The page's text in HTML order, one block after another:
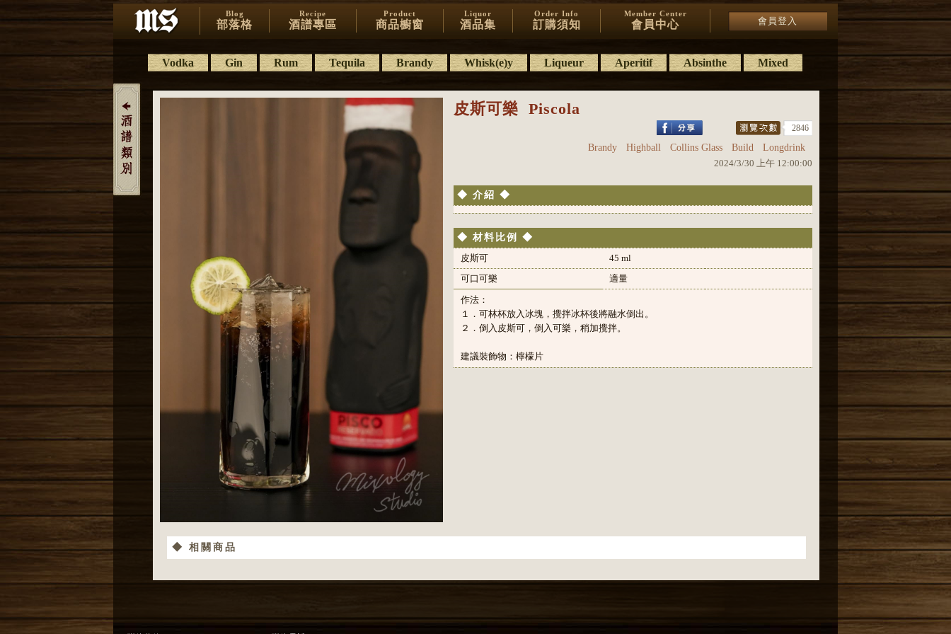
Blog
部落格
Recipe
酒譜專區
Product
商品櫥窗
Liquor
酒品集
Order Info
訂購須知
Member Center
會員中心 會員登入
Vodka Gin Rum Tequila Brandy Whisk(e)y Liqueur Aperitif Absinthe Mixed
皮斯可樂 Piscola
2846
Brandy Highball Collins Glass Build
Longdrink
2024/3/30 上午 12:00:00
◆ 介紹 ◆
◆ 材料比例 ◆
皮斯可
45 ml
可口可樂
適量
作法：
１．可林杯放入冰塊，攪拌冰杯後將融水倒出。
２．倒入皮斯可，倒入可樂，稍加攪拌。
建議裝飾物：檸檬片
◆ 相關商品